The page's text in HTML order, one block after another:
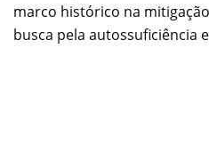
marco histórico na
busca pela autossuficiência